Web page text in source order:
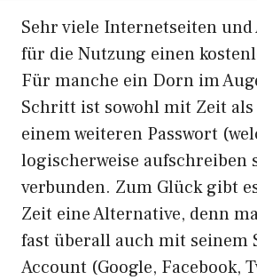
Sehr viele Internetseiten
für die Nutzung einen
Für manche ein Dorn im
Schritt ist sowohl mit Zeit
einem weiteren Passwort
logischerweise aufschreiben
verbunden. Zum Glück gibt
Zeit eine Alternative, denn
fast überall auch mit seinem
Account (Google, Facebook,